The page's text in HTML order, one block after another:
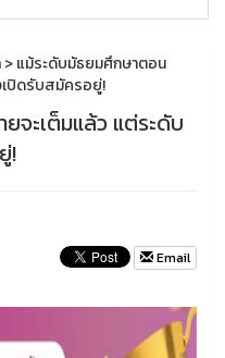
> แม้ระดับมัธยมศึกษาตอน
ปิดรับสมัครอยู่!
จะเต็มแล้ว แต่ระดับ
!
Email